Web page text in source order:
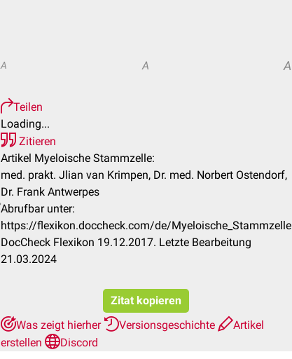
A A A
Teilen
Loading...
Zitieren
Artikel Myeloische Stammzelle:
med. prakt. Jlian van Krimpen, Dr. med. Norbert Ostendorf,
Dr. Frank Antwerpes
Abrufbar unter:
https://flexikon.doccheck.com/de/Myeloische_Stammzelle
DocCheck Flexikon 19.12.2017. Letzte Bearbeitung
21.03.2024
Zitat kopieren
Was zeigt hierher
Versionsgeschichte
Artikel
erstellen
Discord